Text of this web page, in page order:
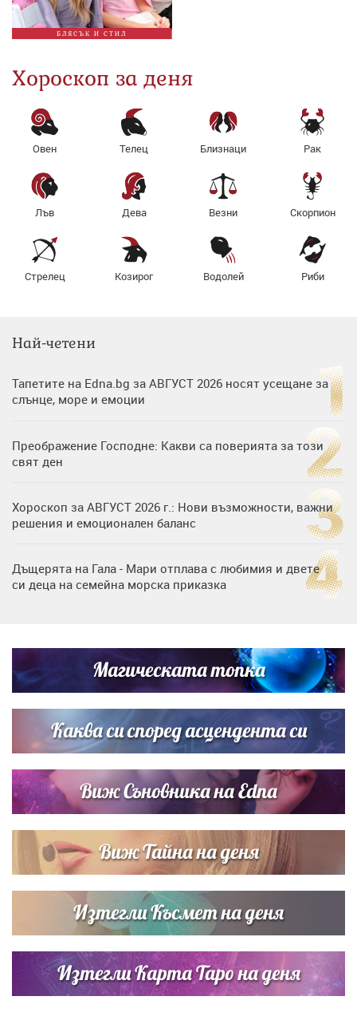
БЛЯСЪК И СТИЛ
Хороскоп за деня
Овен Телец Близнаци Рак
Лъв Дева Везни Скорпион
Стрелец Козирог Водолей Риби
Най-четени
Тапетите на Edna.bg за АВГУСТ 2026 носят усещане за
слънце, море и емоции
Преображение Господне: Какви са поверията за този
свят ден
Хороскоп за АВГУСТ 2026 г.: Нови възможности, важни
решения и емоционален баланс
Дъщерята на Гала - Мари отплава с любимия и двете
си деца на семейна морска приказка
Кортни Кокс и Джим Къртис заедно на яхта
Дъщерята на Тодор Батков вдигна сватба, Стоичков и
Братя Аргирови я изненадаха с песен
Магическата топка
Каква си според асцендента си
Виж Съновника на Edna
Виж Тайна на деня
Изтегли Късмет на деня
Изтегли Карта Таро на деня